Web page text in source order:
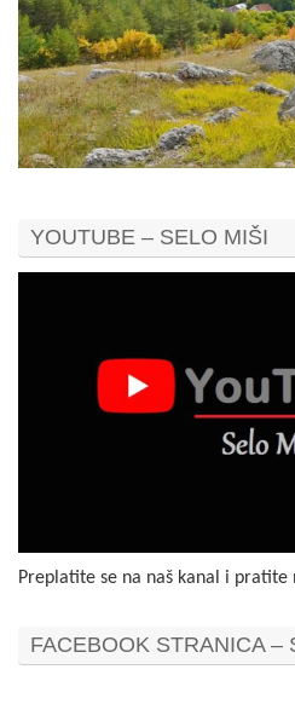
YOUTUBE – SELO MIŠI
Preplatite se na naš kanal i pratite
FACEBOOK STRANICA –